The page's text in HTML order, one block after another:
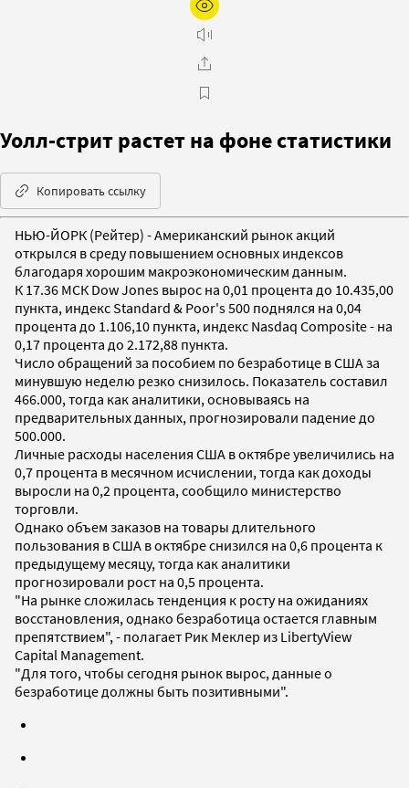
Уолл-стрит растет на фоне статистики
Копировать ссылку
НЬЮ-ЙОРК (Рейтер) - Американский рынок акций
открылся в среду повышением основных индексов
благодаря хорошим макроэкономическим данным.
К 17.36 МСК Dow Jones вырос на 0,01 процента до 10.435,00
пункта, индекс Standard & Poor's 500 поднялся на 0,04
процента до 1.106,10 пункта, индекс Nasdaq Composite - на
0,17 процента до 2.172,88 пункта.
Число обращений за пособием по безработице в США за
минувшую неделю резко снизилось. Показатель составил
466.000, тогда как аналитики, основываясь на
предварительных данных, прогнозировали падение до
500.000.
Личные расходы населения США в октябре увеличились на
0,7 процента в месячном исчислении, тогда как доходы
выросли на 0,2 процента, сообщило министерство
торговли.
Однако объем заказов на товары длительного
пользования в США в октябре снизился на 0,6 процента к
предыдущему месяцу, тогда как аналитики
прогнозировали рост на 0,5 процента.
"На рынке сложилась тенденция к росту на ожиданиях
восстановления, однако безработица остается главным
препятствием", - полагает Рик Меклер из LibertyView
Capital Management.
"Для того, чтобы сегодня рынок вырос, данные о
безработице должны быть позитивными".